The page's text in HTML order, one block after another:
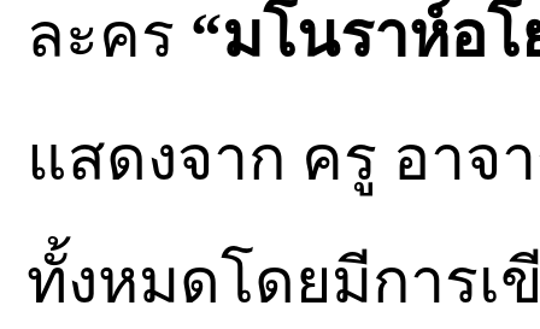
ละคร “มโนราห์อ
แสดงจาก ครู อาจ
ทั้งหมดโดยมีการเ